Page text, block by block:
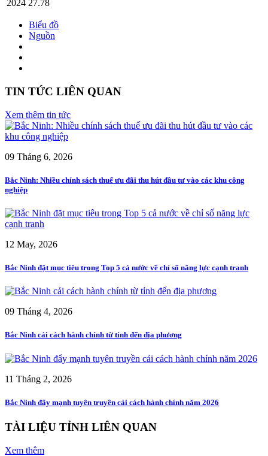
2024 27.78
Biểu đồ
Nguồn
TIN TỨC LIÊN QUAN
Xem thêm tin tức
09 Tháng 6, 2026
Bắc Ninh: Nhiều chính sách thuế ưu đãi thu hút đầu tư vào các khu công
nghiệp
12 May, 2026
Bắc Ninh đặt mục tiêu trong Top 5 cả nước về chỉ số năng lực cạnh tranh
09 Tháng 4, 2026
Bắc Ninh cải cách hành chính từ tỉnh đến địa phương
11 Tháng 2, 2026
Bắc Ninh đẩy mạnh tuyên truyền cải cách hành chính năm 2026
TÀI LIỆU TỈNH LIÊN QUAN
Xem thêm